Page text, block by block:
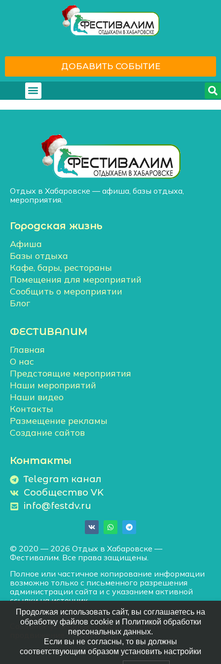
ДОБАВИТЬ СОБЫТИЕ
Отдых в Хабаровске — афиша, базы отдыха,
мероприятия.
Городская жизнь
Афиша
Базы отдыха
Кафе, бары, рестораны
Помещения для мероприятий
Сообщить о мероприятии
Блог
ФЕСТИВАЛИМ
Главная
О нас
Предстоящие мероприятия
Наши мероприятий
Наши видео
Контакты
Размещение рекламы
Создание сайтов
Контакты
Telegram канал
Сообщество VK
info@festdv.ru
© 2020 — 2026 Отдых в Хабаровске —
Фестивалим. Все права защищены.
Полное или частичное копирование информации
возможно только с письменного разрешения
администрации сайта и с указанием активной
ссылки на источник.
Создание успешных сайтов/ Эффективное
— АМУРВЕБ
Продолжая использовать сайт, вы соглашаетесь на
обработку файлов cookie и Политикой обработки
персональных данных.
Если вы не согласны, то вы должны
соответствующим образом установить настройки